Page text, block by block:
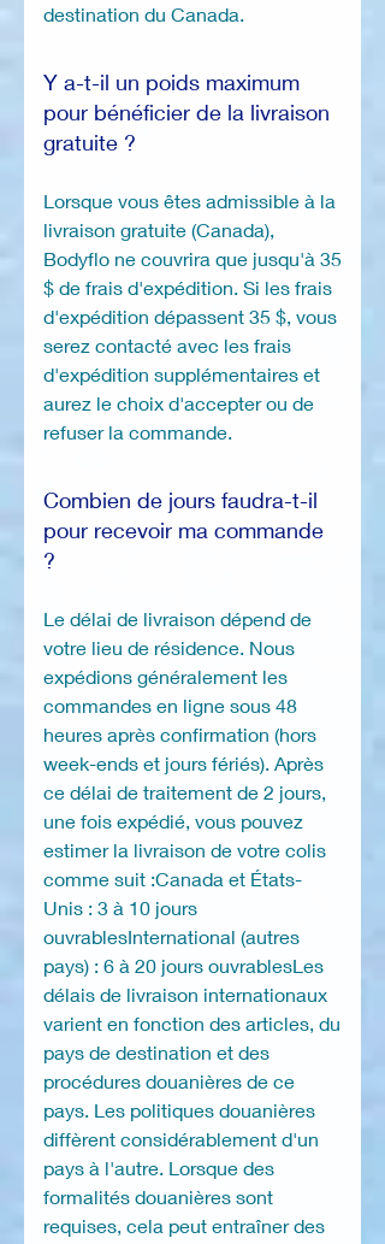
destination du Canada.
Y a-t-il un poids maximum
pour bénéficier de la livraison
gratuite ?
Lorsque vous êtes admissible à la
livraison gratuite (Canada),
Bodyflo ne couvrira que jusqu'à 35
$ de frais d'expédition. Si les frais
d'expédition dépassent 35 $, vous
serez contacté avec les frais
d'expédition supplémentaires et
aurez le choix d'accepter ou de
refuser la commande.
Combien de jours faudra-t-il
pour recevoir ma commande
?
Le délai de livraison dépend de
votre lieu de résidence. Nous
expédions généralement les
commandes en ligne sous 48
heures après confirmation (hors
week-ends et jours fériés). Après
ce délai de traitement de 2 jours,
une fois expédié, vous pouvez
estimer la livraison de votre colis
comme suit :Canada et États-
Unis : 3 à 10 jours
ouvrablesInternational (autres
pays) : 6 à 20 jours ouvrablesLes
délais de livraison internationaux
varient en fonction des articles, du
pays de destination et des
procédures douanières de ce
pays. Les politiques douanières
diffèrent considérablement d'un
pays à l'autre. Lorsque des
formalités douanières sont
requises, cela peut entraîner des